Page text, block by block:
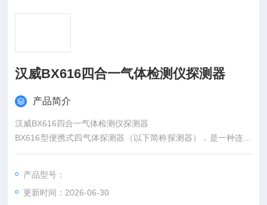
汉威BX616四合一气体检测仪探测器
产品简介
汉威BX616四合一气体检测仪探测器
BX616型便携式四气体探测器（以下简称探测器），是一种连续
检测可燃气体、氧气以及两种气体的本质安全型设备，它适用于
员的生命安全不受侵害，生产设备不受损失。
产品型号：
更新时间：2026-06-30